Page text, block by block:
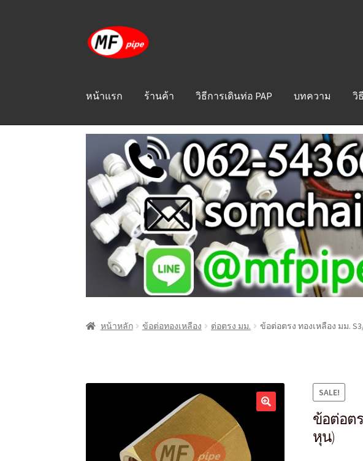
Skip
to
navigation
Skip
to
content
หน้าแรก ร้านค้า วิธีการเดินท่อ PAP บทความ วิ
หน้าหลัก ข้อต่อทองเหลือง ต่อตรง มม. ข้อต่อตรง ทองเหลือง มม.
SALE!
ข้อต่อตร
หุน)